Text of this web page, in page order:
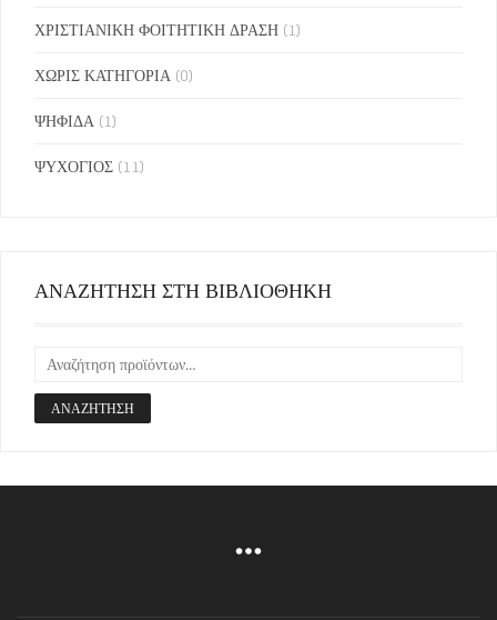
ΧΡΙΣΤΙΑΝΙΚΗ ΦΟΙΤΗΤΙΚΗ ΔΡΑΣΗ (1)
ΧΩΡΙΣ ΚΑΤΗΓΟΡΙΑ (0)
ΨΗΦΙΔΑ (1)
ΨΥΧΟΓΙΟΣ (11)
ΑΝΑΖΗΤΗΣΗ ΣΤΗ ΒΙΒΛΙΟΘΗΚΗ
ΑΝΑΖΉΤΗΣΗ